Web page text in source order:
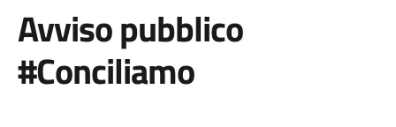
Avviso pubblico
#Conciliamo